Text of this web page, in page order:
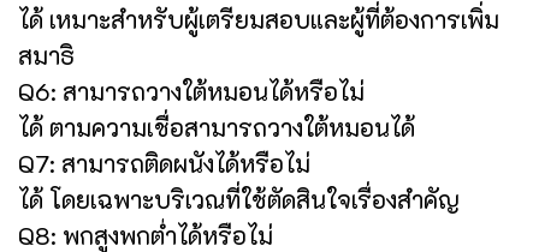
ได้ เหมาะสำหรับผู้เตรียมสอบและผู้ที่ต้องการเพิ่ม
สมาธิ
Q6: สามารถวางใต้หมอนได้หรือไม่
ได้ ตามความเชื่อสามารถวางใต้หมอนได้
Q7: สามารถติดผนังได้หรือไม่
ได้ โดยเฉพาะบริเวณที่ใช้ตัดสินใจเรื่องสำคัญ
Q8: พกสูงพกต่ำได้หรือไม่